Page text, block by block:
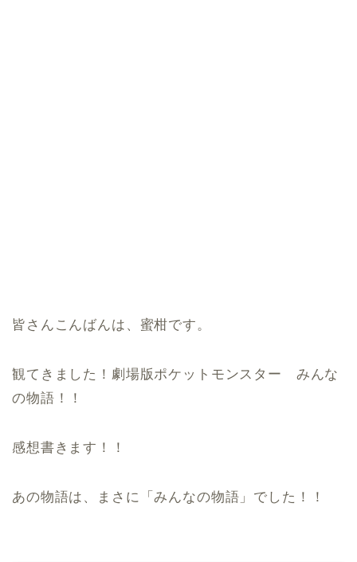
皆さんこんばんは、蜜柑です。
観てきました！劇場版ポケットモンスター みんな
の物語！！
感想書きます！！
あの物語は、まさに「みんなの物語」でした！！